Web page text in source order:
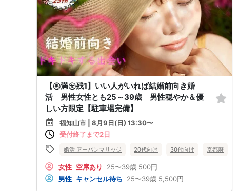
【㊚満㊛残1】いい人がいれば結婚前向き婚
活 男性女性とも25～39歳 男性穏やか＆優
しい方限定【駐車場完備】
福知山市 | 8月9日(日) 13:30〜
受付終了まで2日
婚活 アーバンマリッジ 20代向け 30代向け 京都府
女性 空席あり 25〜39歳 500円
男性 キャンセル待ち 25〜39歳 5,500円